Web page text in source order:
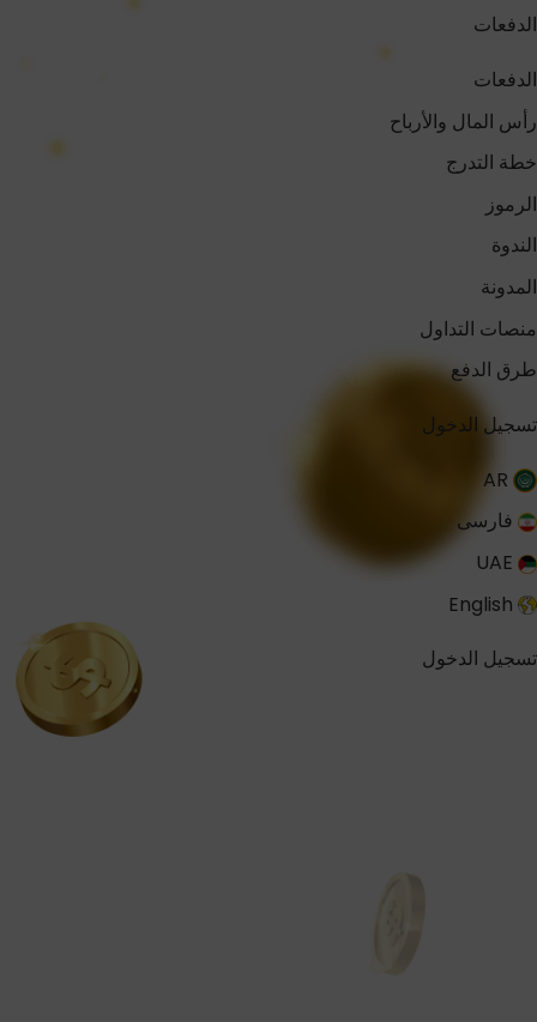
الدفعات
الدفعات
رأس المال والأرباح
خطة التدرج
الرموز
الندوة
المدونة
منصات التداول
طرق الدفع
تسجيل الدخول
فارسی
تسجيل الدخول